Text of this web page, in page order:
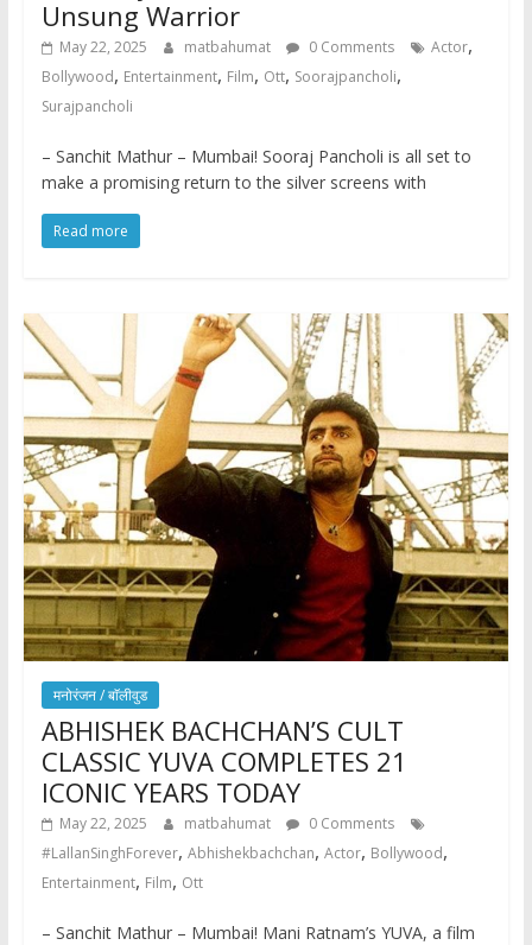
Unsung Warrior
May 22, 2025 matbahumat 0 Comments Actor,
Bollywood, Entertainment, Film, Ott, Soorajpancholi,
Surajpancholi
– Sanchit Mathur – Mumbai! Sooraj Pancholi is all set to
make a promising return to the silver screens with
Read more
मनोरंजन / बाॅलीवुड
ABHISHEK BACHCHAN’S CULT
CLASSIC YUVA COMPLETES 21
ICONIC YEARS TODAY
May 22, 2025 matbahumat
0 Comments
#LallanSinghForever, Abhishekbachchan, Actor, Bollywood,
Entertainment, Film, Ott
– Sanchit Mathur – Mumbai! Mani Ratnam’s YUVA, a film